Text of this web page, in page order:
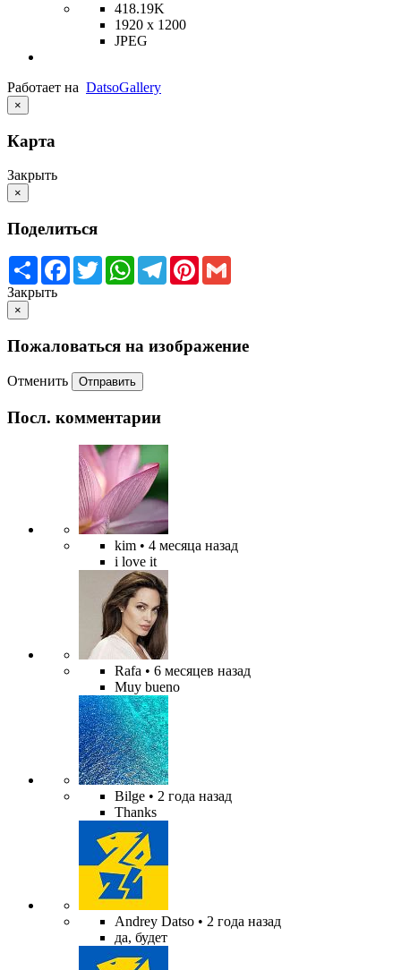
418.19K
1920 x 1200
JPEG
Работает на DatsoGallery
×
Карта
Закрыть
×
Поделиться
Share Facebook
TwitterWhatsApp
TelegramPinterest
Закрыть
×
Пожаловаться на изображение
Отменить Отправить
Посл. комментарии
kim • 4 месяца назад
i love it
Rafa • 6 месяцев назад
Muy bueno
Bilge • 2 года назад
Thanks
Andrey Datso • 2 года назад
да, будет